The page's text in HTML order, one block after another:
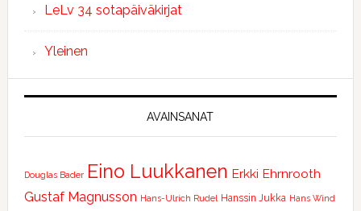
LeLv 34 sotapäiväkirjat
Yleinen
AVAINSANAT
Douglas Bader Eino Luukkanen Erkki Ehrnrooth
Gustaf Magnusson Hans-Ulrich Rudel Hanssin Jukka Hans Wind